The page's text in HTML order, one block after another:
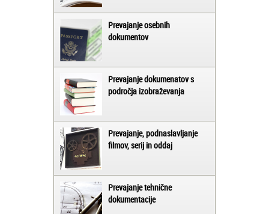
Prevajanje osebnih
dokumentov
Prevajanje dokumenatov s
področja izobraževanja
Prevajanje, podnaslavljanje
filmov, serij in oddaj
Prevajanje tehnične
dokumentacije